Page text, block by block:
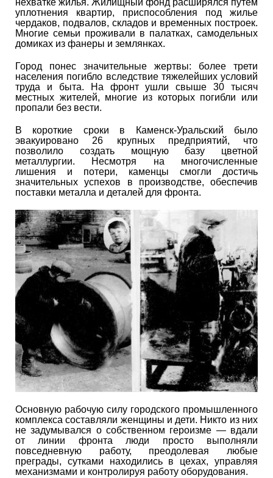
нехватке жилья. Жилищный фонд расширялся путем
уплотнения квартир, приспособления под жилье
чердаков, подвалов, складов и временных построек.
Многие семьи проживали в палатках, самодельных
домиках из фанеры и землянках.
Город понес значительные жертвы: более трети
населения погибло вследствие тяжелейших условий
труда и быта. На фронт ушли свыше 30 тысяч
местных жителей, многие из которых погибли или
пропали без вести.
В короткие сроки в Каменск-Уральский было
эвакуировано 26 крупных предприятий, что
позволило создать мощную базу цветной
металлургии. Несмотря на многочисленные
лишения и потери, каменцы смогли достичь
значительных успехов в производстве, обеспечив
поставки металла и деталей для фронта.
Основную рабочую силу городского промышленного
комплекса составляли женщины и дети. Никто из них
не задумывался о собственном героизме — вдали
от линии фронта люди просто выполняли
повседневную работу, преодолевая любые
преграды, сутками находились в цехах, управляя
механизмами и контролируя работу оборудования.